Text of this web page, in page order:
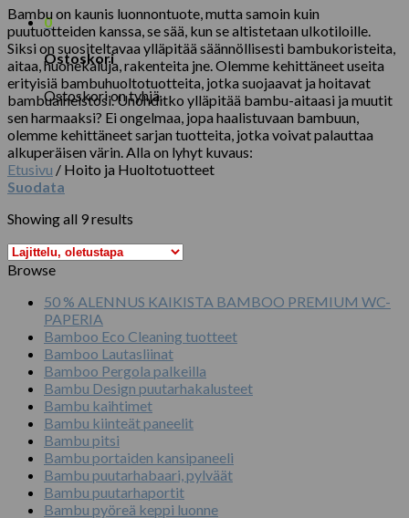
0
Ostoskori
Ostoskori on tyhjä.
Bambu on kaunis luonnontuote, mutta samoin kuin
puutuotteiden kanssa, se sää, kun se altistetaan ulkotiloille.
Siksi on suositeltavaa ylläpitää säännöllisesti bambukoristeita,
aitaa, huonekaluja, rakenteita jne. Olemme kehittäneet useita
erityisiä bambuhuoltotuotteita, jotka suojaavat ja hoitavat
bambuaineistosi. Unohditko ylläpitää bambu-aitaasi ja muutit
sen harmaaksi? Ei ongelmaa, jopa haalistuvaan bambuun,
olemme kehittäneet sarjan tuotteita, jotka voivat palauttaa
alkuperäisen värin. Alla on lyhyt kuvaus:
Etusivu / Hoito ja Huoltotuotteet
Suodata
Showing all 9 results
Browse
50 % ALENNUS KAIKISTA BAMBOO PREMIUM WC-
PAPERIA
Bamboo Eco Cleaning tuotteet
Bamboo Lautasliinat
Bamboo Pergola palkeilla
Bambu Design puutarhakalusteet
Bambu kaihtimet
Bambu kiinteät paneelit
Bambu pitsi
Bambu portaiden kansipaneeli
Bambu puutarhabaari, pylväät
Bambu puutarhaportit
Bambu pyöreä keppi luonne